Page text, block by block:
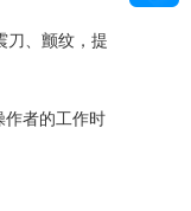
刀、颤纹，提
者的工作时